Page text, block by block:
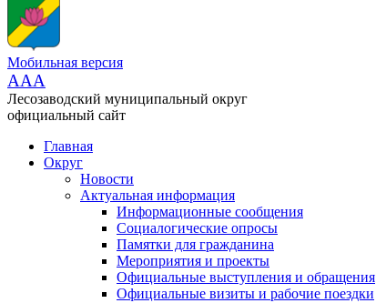
Мобильная версия
AAA
Лесозаводский муниципальный округ
официальный сайт
Главная
Округ
Новости
Актуальная информация
Информационные сообщения
Социалогические опросы
Памятки для гражданина
Мероприятия и проекты
Официальные выступления и обращения
Официальные визиты и рабочие поездки